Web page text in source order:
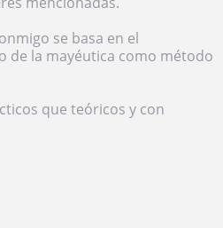
se basa en el
de la mayéutica como método
que teóricos y con